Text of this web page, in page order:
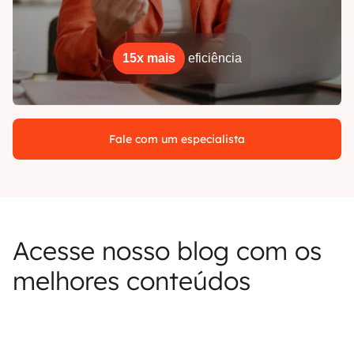
15x mais eficiência
Fale com um especialista
Acesse nosso blog com os
melhores conteúdos